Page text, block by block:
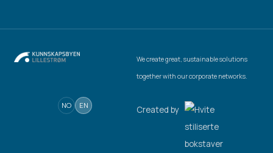
We create great, sustainable solutions
together with our corporate networks.
NO EN Created by